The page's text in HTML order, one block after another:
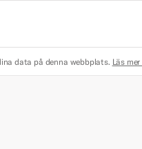
data på denna webbplats. Läs